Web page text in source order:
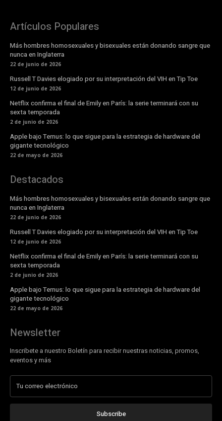
Artículos Populares
Más hombres homosexuales y bisexuales están donando sangre que
nunca en Inglaterra
22 de junio de 2026
Russell T Davies elogiado por su interpretación del VIH en Tip Toe
12 de junio de 2026
Netflix confirma el final de Emily en París: la serie terminará con su
sexta temporada
2 de junio de 2026
Apple bajo Ternus: lo que sigue para la estrategia de hardware del
gigante tecnológico
22 de mayo de 2026
Destacados
Más hombres homosexuales y bisexuales están donando sangre que
nunca en Inglaterra
22 de junio de 2026
Russell T Davies elogiado por su interpretación del VIH en Tip Toe
12 de junio de 2026
Netflix confirma el final de Emily en París: la serie terminará con su
sexta temporada
2 de junio de 2026
Apple bajo Ternus: lo que sigue para la estrategia de hardware del
gigante tecnológico
22 de mayo de 2026
Newsletter
Inscribete a nuestro Boletín para recibir nuestras noticias, promos,
eventos y más
Subscribe